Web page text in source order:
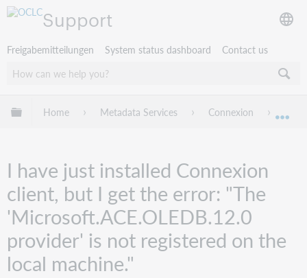
Support
Freigabemitteilungen System status dashboard Contact us
Globale Hierarchie expandieren/verbergen
Home Metadata Services Connexion
I have just installed Connexion
client, but I get the error: "The
'Microsoft.ACE.OLEDB.12.0
provider' is not registered on the
local machine."